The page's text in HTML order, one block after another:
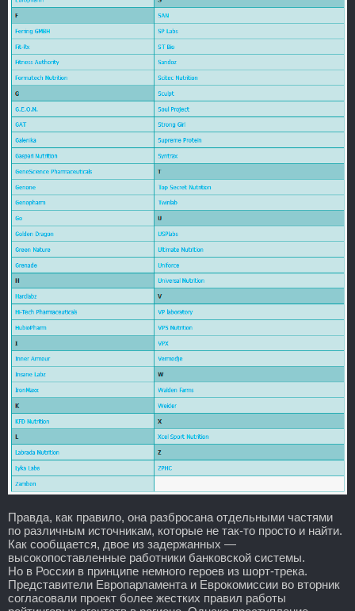
Правда, как правило, она разбросана отдельными частями
по различным источникам, которые не так-то просто и найти.
Как сообщается, двое из задержанных —
высокопоставленные работники банковской системы.
Но в России в принципе немного героев из шорт-трека.
Представители Европарламента и Еврокомиссии во вторник
согласовали проект более жестких правил работы